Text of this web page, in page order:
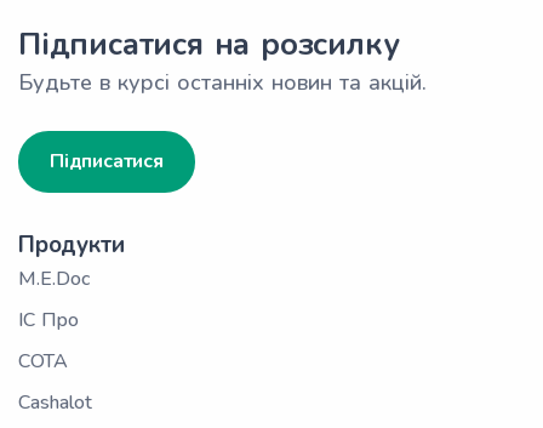
Підписатися на розсилку
Будьте в курсі останніх новин та акцій.
Підписатися
Продукти
M.E.Doc
ІС Про
СОТА
Cashalot